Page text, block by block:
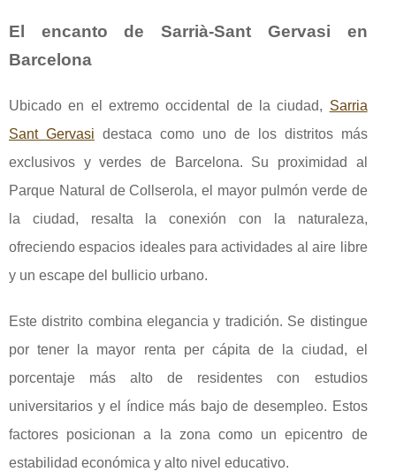
El encanto de Sarrià-Sant Gervasi en
Barcelona
Ubicado en el extremo occidental de la ciudad, Sarria
Sant Gervasi destaca como uno de los distritos más
exclusivos y verdes de Barcelona. Su proximidad al
Parque Natural de Collserola, el mayor pulmón verde de
la ciudad, resalta la conexión con la naturaleza,
ofreciendo espacios ideales para actividades al aire libre
y un escape del bullicio urbano.
Este distrito combina elegancia y tradición. Se distingue
por tener la mayor renta per cápita de la ciudad, el
porcentaje más alto de residentes con estudios
universitarios y el índice más bajo de desempleo. Estos
factores posicionan a la zona como un epicentro de
estabilidad económica y alto nivel educativo.